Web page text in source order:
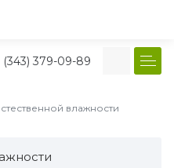
(343) 379-09-89
влажности